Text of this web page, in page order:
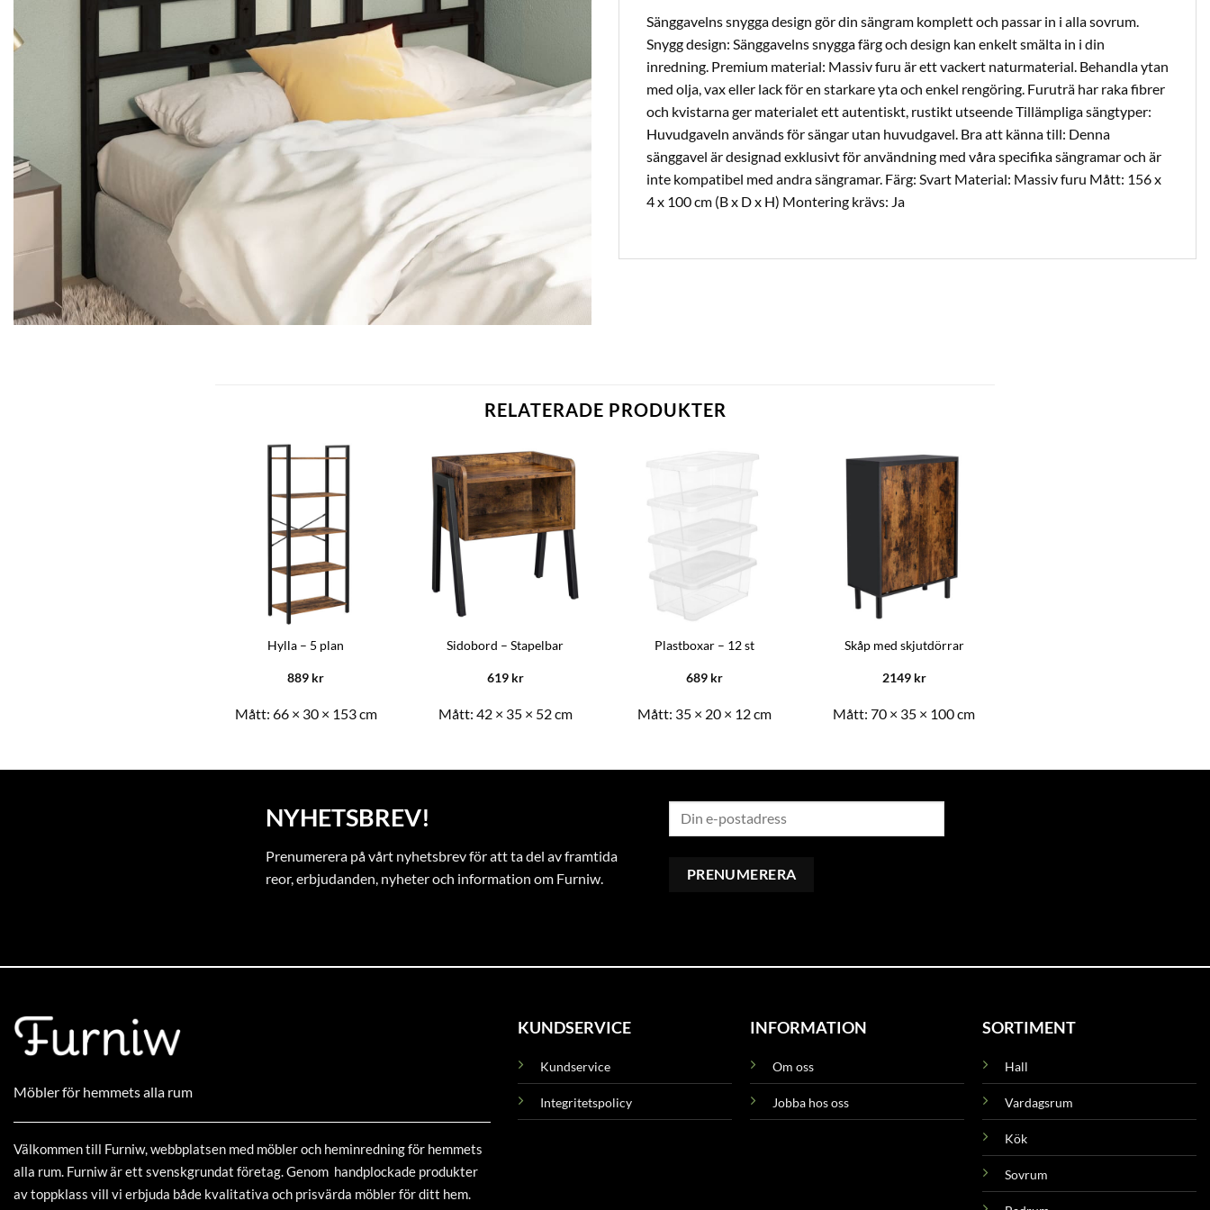
Sänggavelns snygga design gör din sängram komplett och passar in i alla sovrum.
Snygg design: Sänggavelns snygga färg och design kan enkelt smälta in i din
inredning. Premium material: Massiv furu är ett vackert naturmaterial. Behandla ytan
med olja, vax eller lack för en starkare yta och enkel rengöring. Furuträ har raka fibrer
och kvistarna ger materialet ett autentiskt, rustikt utseende Tillämpliga sängtyper:
Huvudgaveln används för sängar utan huvudgavel. Bra att känna till: Denna
sänggavel är designad exklusivt för användning med våra specifika sängramar och är
inte kompatibel med andra sängramar. Färg: Svart Material: Massiv furu Mått: 156 x
4 x 100 cm (B x D x H) Montering krävs: Ja
RELATERADE PRODUKTER
Hylla – 5 plan
889 kr
Mått: 66 × 30 × 153 cm
Sidobord – Stapelbar
619 kr
Mått: 42 × 35 × 52 cm
Plastboxar – 12 st
689 kr
Mått: 35 × 20 × 12 cm
Skåp med skjutdörrar
2149 kr
Mått:70 × 35 × 100 cm
NYHETSBREV!
Prenumerera på vårt nyhetsbrev för att ta del av framtida
reor, erbjudanden, nyheter och information om Furniw.
Möbler för hemmets alla rum
Välkommen till Furniw, webbplatsen med möbler och heminredning för hemmets
alla rum. Furniw är ett svenskgrundat företag. Genom handplockade produkter
av toppklass vill vi erbjuda både kvalitativa och prisvärda möbler för ditt hem.
KUNDSERVICE
Kundservice
Integritetspolicy
INFORMATION
Om oss
Jobba hos oss
SORTIMENT
Hall
Vardagsrum
Kök
Sovrum